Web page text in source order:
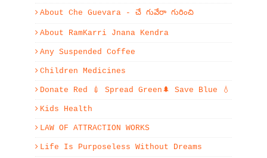
About Che Guevara - చే గువేరా గురించి
About RamKarri Jnana Kendra
Any Suspended Coffee
Children Medicines
Donate Red 💉 Spread Green🌲 Save Blue 💧
Kids Health
LAW OF ATTRACTION WORKS
Life Is Purposeless Without Dreams